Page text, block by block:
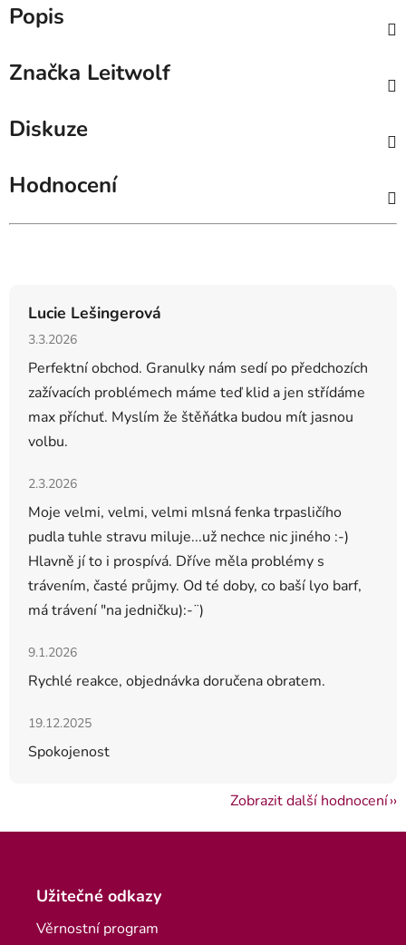
Popis
Značka Leitwolf
Diskuze
Hodnocení
Lucie Lešingerová
Hodnocení obchodu je 5 z 5 hvězdiček.
3.3.2026
Perfektní obchod. Granulky nám sedí po předchozích
zažívacích problémech máme teď klid a jen střídáme
max příchuť. Myslím že štěňátka budou mít jasnou
volbu.
Hodnocení obchodu je 5 z 5 hvězdiček.
2.3.2026
Moje velmi, velmi, velmi mlsná fenka trpasličího
pudla tuhle stravu miluje...už nechce nic jiného :-)
Hlavně jí to i prospívá. Dříve měla problémy s
trávením, časté průjmy. Od té doby, co baší lyo barf,
má trávení "na jedničku):-¨)
Hodnocení obchodu je 5 z 5 hvězdiček.
9.1.2026
Rychlé reakce, objednávka doručena obratem.
Hodnocení obchodu je 5 z 5 hvězdiček.
19.12.2025
Spokojenost
Zobrazit další hodnocení
Užitečné odkazy
Věrnostní program